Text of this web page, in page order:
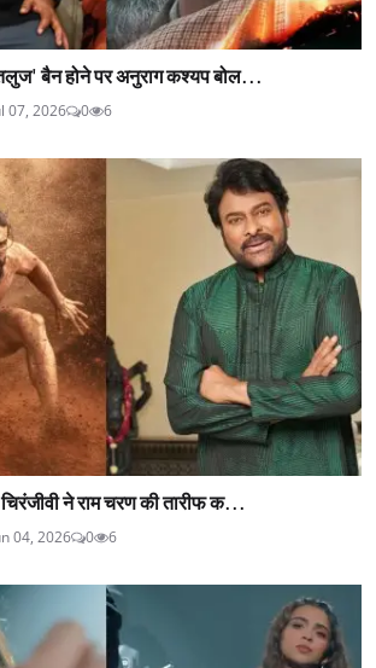
बैन होने पर अनुराग कश्यप बोल...
07, 2026 0 6
ने राम चरण की तारीफ क...
04, 2026 0 6